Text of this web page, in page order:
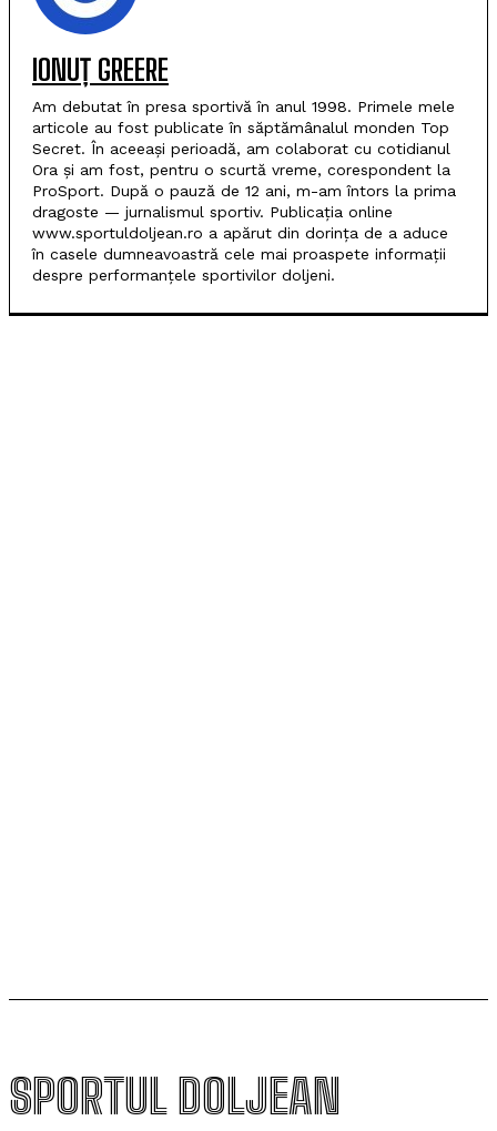
IONUȚ GREERE
Am debutat în presa sportivă în anul 1998. Primele mele
articole au fost publicate în săptămânalul monden Top
Secret. În aceeași perioadă, am colaborat cu cotidianul
Ora și am fost, pentru o scurtă vreme, corespondent la
ProSport. După o pauză de 12 ani, m-am întors la prima
dragoste — jurnalismul sportiv. Publicația online
www.sportuldoljean.ro a apărut din dorința de a aduce
în casele dumneavoastră cele mai proaspete informații
despre performanțele sportivilor doljeni.
SPORTUL DOLJEAN